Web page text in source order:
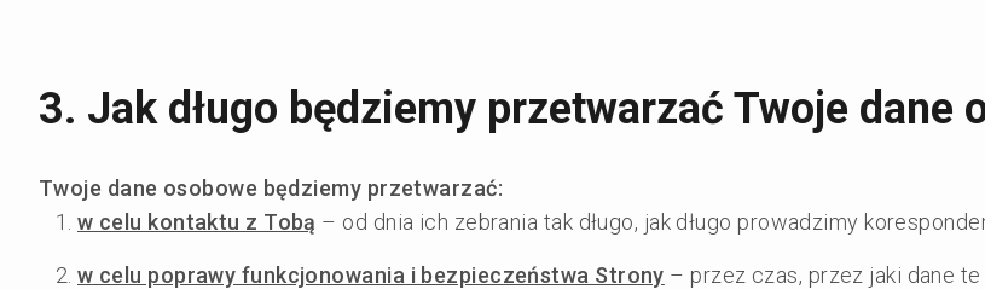
3. Jak długo będziemy przetwarzać Twoje dane
Twoje dane osobowe będziemy przetwarzać:
w celu kontaktu z Tobą – od dnia ich zebrania tak długo, jak długo prowadzimy
w celu poprawy funkcjonowania i bezpieczeństwa Strony – przez czas, przez jaki dane